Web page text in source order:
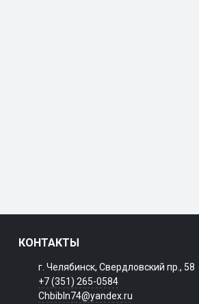
КОНТАКТЫ
г. Челябинск, Свердловский пр., 58
+7 (351) 265-0584
Chbibln74@yandex.ru